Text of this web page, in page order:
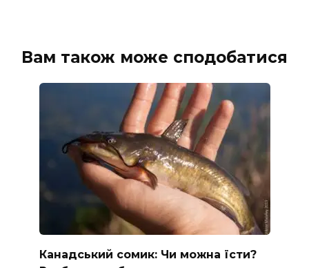
Вам також може сподобатися
Канадський сомик: Чи можна їсти?